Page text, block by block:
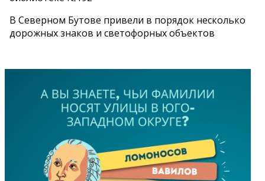
В Северном Бутове привели в порядок несколько
дорожных знаков и светофорных объектов